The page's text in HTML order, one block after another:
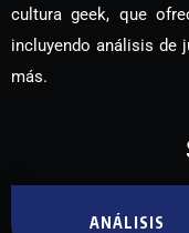
cultura geek, que
incluyendo análisis de
más.
ANÁLISIS